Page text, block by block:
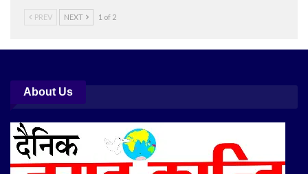
PREV NEXT 1 of 2
About Us